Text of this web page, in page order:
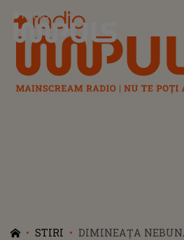
Radio Impuls
STIRI
DIMINEAȚA